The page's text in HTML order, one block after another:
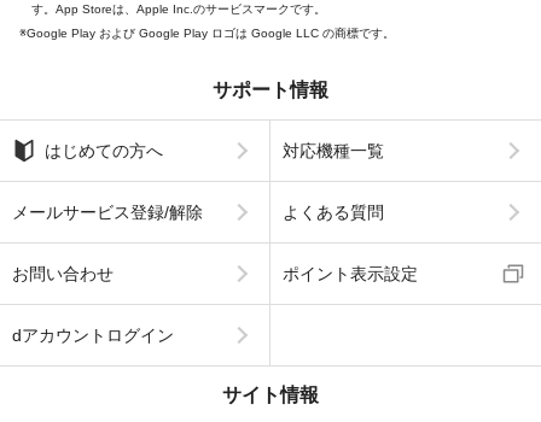
す。App Storeは、Apple Inc.のサービスマークです。
Google Play および Google Play ロゴは Google LLC の商標です。
サポート情報
はじめての方へ 対応機種一覧
メールサービス登録/解除 よくある質問
お問い合わせ ポイント表示設定
dアカウントログイン
サイト情報